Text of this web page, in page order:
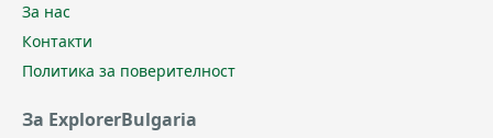
За нас
Контакти
Политика за поверителност
За ExplorerBulgaria